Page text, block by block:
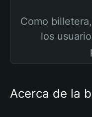
Como
los
Acerca de la